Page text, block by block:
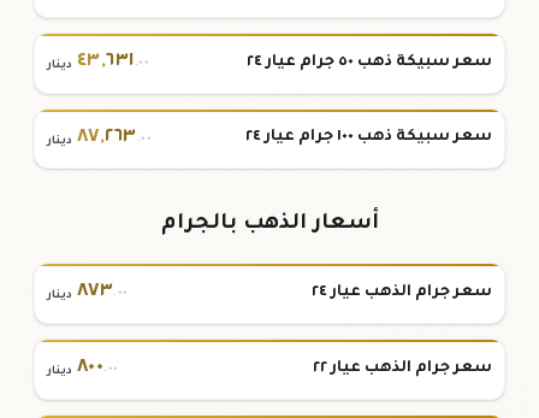
سعر سبيكة ذهب ٥٠ جرام عيار ٢٤ ٤٣,٦٣١.٠٠ دينار
سعر سبيكة ذهب ١٠٠ جرام عيار ٢٤ ٨٧,٢٦٣.٠٠ دينار
أسعار الذهب بالجرام
سعر جرام الذهب عيار ٢٤ ٨٧٣.٠٠ دينار
سعر جرام الذهب عيار ٢٢ ٨٠٠.٠٠ دينار